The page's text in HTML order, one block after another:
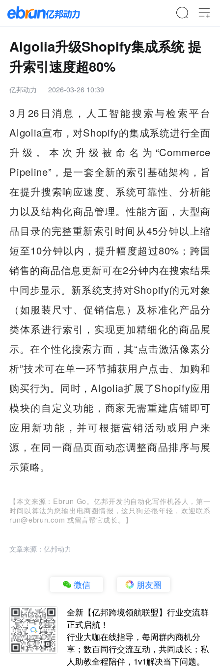
Algolia升级Shopify集成系统 提
升索引速度超80%
亿邦动力 2026-03-26 10:39
3月26日消息，人工智能搜索与检索平台
Algolia宣布，对Shopify的集成系统进行全面
升级。本次升级被命名为“Commerce
Pipeline”，是一套全新的索引基础架构，旨
在提升搜索响应速度、系统可靠性、分析能
力以及结构化商品管理。性能方面，大型商
品目录的完整重新索引时间从45分钟以上缩
短至10分钟以内，提升幅度超过80%；跨国
销售的商品信息更新可在2分钟内在搜索结果
中同步显示。新系统支持对Shopify的元对象
（如服装尺寸、促销信息）及标准化产品分
类体系进行索引，实现更加精细化的商品展
示。在个性化搜索方面，其“点击激活像素分
析”技术可在单一环节捕获用户点击、加购和
购买行为。同时，Algolia扩展了Shopify应用
模块的自定义功能，商家无需重建店铺即可
应用新功能，并可根据营销活动或用户来
源，在同一商品页面动态调整商品排序与展
示策略。
【本文来源：Ebrun Go。亿邦开发的自动化写作机器人，第一
时间以算法为您输出电商圈情报，这只狗还很年轻，欢迎联系
run@ebrun.com 或留言帮它成长。】
文章来源：亿邦动力
微信 朋友圈
全新【亿邦跨境领航联盟】行业交流群
正式启航！
行业大咖在线指导，每周群内商机分
享；数百同行交流互动，共同成长；私
人助教全程陪伴，1v1解决当下问题。